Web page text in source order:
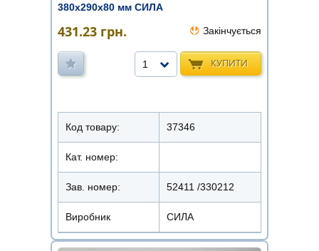
380х290х80 мм СИЛА
431.23 грн. Закінчується
КУПИТИ
1
Код товару: 37346
Кат. номер:
Зав. номер: 52411 /330212
Виробник СИЛА